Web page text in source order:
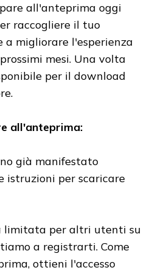
all'anteprima oggi
raccogliere il tuo
a migliorare l'esperienza
mesi. Una volta
per il download
all'anteprima:
già manifestato
istruzioni per scaricare
limitata per altri utenti su
a registrarti. Come
ottieni l'accesso